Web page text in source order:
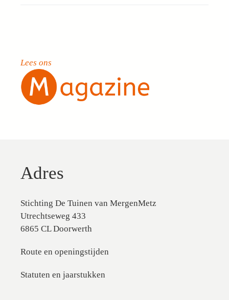
Lees ons
Adres
Stichting De Tuinen van MergenMetz
Utrechtseweg 433
6865 CL Doorwerth
Route en openingstijden
Statuten en jaarstukken